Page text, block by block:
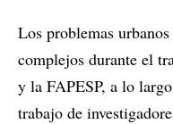
Los problemas
complejos durante el
y la FAPESP, a lo
trabajo de